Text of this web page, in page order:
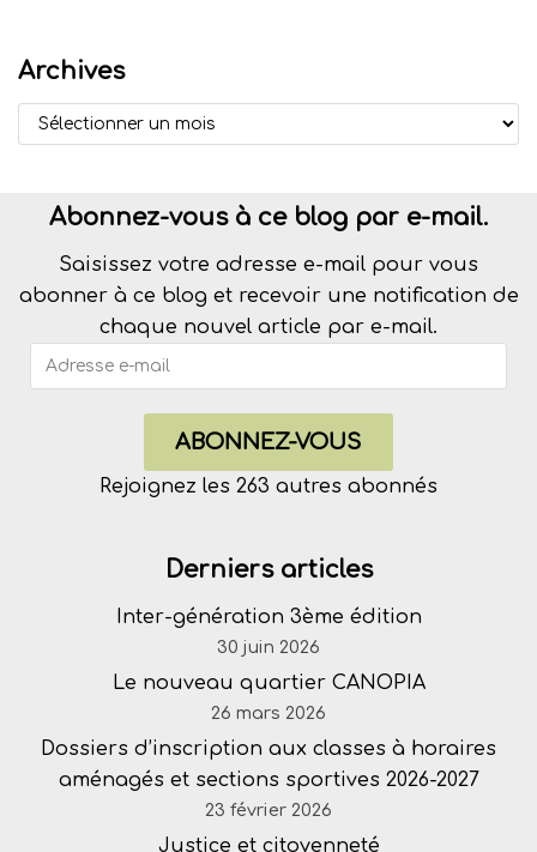
Archives
Abonnez-vous à ce blog par e-mail.
Saisissez votre adresse e-mail pour vous
abonner à ce blog et recevoir une notification de
chaque nouvel article par e-mail.
ABONNEZ-VOUS
Rejoignez les 263 autres abonnés
Derniers articles
Inter-génération 3ème édition
30 juin 2026
Le nouveau quartier CANOPIA
26 mars 2026
Dossiers d’inscription aux classes à horaires
aménagés et sections sportives 2026-2027
23 février 2026
Justice et citoyenneté